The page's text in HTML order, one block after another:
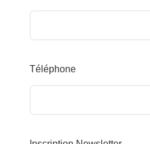
Téléphone